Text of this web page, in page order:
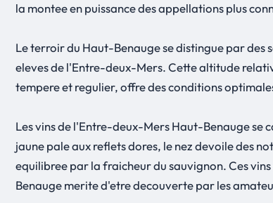
la montee en puissance des appellations plus
Le terroir du Haut-Benauge se distingue par des
eleves de l'Entre-deux-Mers. Cette altitude
tempere et regulier, offre des conditions
Les vins de l'Entre-deux-Mers Haut-Benauge se
jaune pale aux reflets dores, le nez devoile des
equilibree par la fraicheur du sauvignon. Ces
Benauge merite d'etre decouverte par les